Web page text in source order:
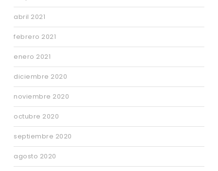
abril 2021
febrero 2021
enero 2021
diciembre 2020
noviembre 2020
octubre 2020
septiembre 2020
agosto 2020